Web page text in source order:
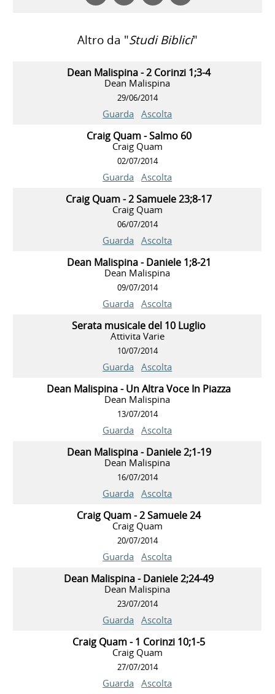
Altro da "Studi Biblici"
Dean Malispina - 2 Corinzi 1;3-4
Dean Malispina
29/06/2014
Guarda Ascolta
Craig Quam - Salmo 60
Craig Quam
02/07/2014
Guarda Ascolta
Craig Quam - 2 Samuele 23;8-17
Craig Quam
06/07/2014
Guarda Ascolta
Dean Malispina - Daniele 1;8-21
Dean Malispina
09/07/2014
Guarda Ascolta
Serata musicale del 10 Luglio
Attivita Varie
10/07/2014
Guarda Ascolta
Dean Malispina - Un Altra Voce In Piazza
Dean Malispina
13/07/2014
Guarda Ascolta
Dean Malispina - Daniele 2;1-19
Dean Malispina
16/07/2014
Guarda Ascolta
Craig Quam - 2 Samuele 24
Craig Quam
20/07/2014
Guarda Ascolta
Dean Malispina - Daniele 2;24-49
Dean Malispina
23/07/2014
Guarda Ascolta
Craig Quam - 1 Corinzi 10;1-5
Craig Quam
27/07/2014
Guarda Ascolta